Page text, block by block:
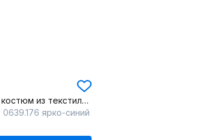
Деловой костюм из текстиля синяя классика с зауженными брюками
0639.176 ярко-синий